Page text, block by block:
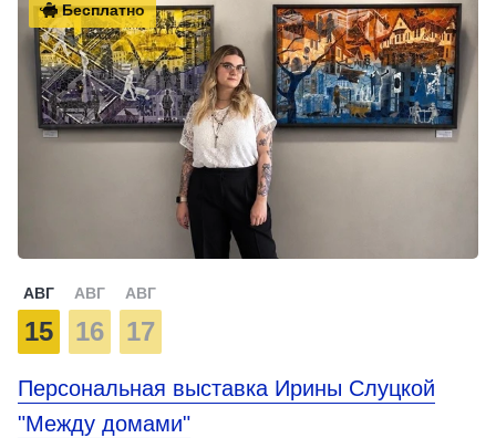
Бесплатно
АВГ
15
АВГ
16
АВГ
17
Персональная выставка Ирины Слуцкой
"Между домами"